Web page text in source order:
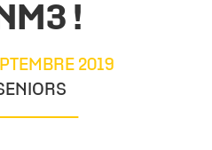
!
2019